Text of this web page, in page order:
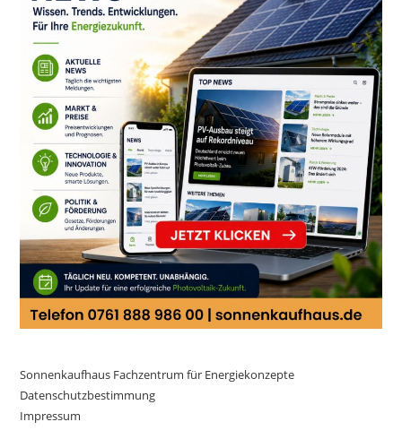
Sonnenkaufhaus Fachzentrum für Energiekonzepte
Datenschutzbestimmung
Impressum